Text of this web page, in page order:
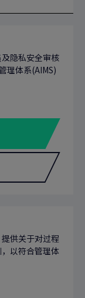
隐私安全审核
理体系(AIMS)
供关于对过程
以符合管理体